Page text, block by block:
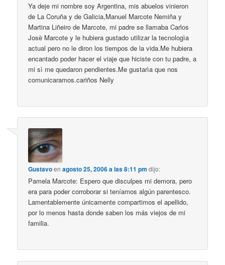
Ya deje mi nombre soy Argentina, mis abuelos vinieron
de La Coruña y de Galicia,Manuel Marcote Nemiña y
Martina Liñeiro de Marcote, mi padre se llamaba Carlos
Josè Marcote y le hubiera gustado utilizar la tecnologìa
actual pero no le diron los tiempos de la vida.Me hubiera
encantado poder hacer el viaje que hiciste con tu padre, a
mi sì me quedaron pendientes.Me gustarìa que nos
comunicaramos.cariños Nelly
Gustavoenagosto 25, 2006 a las 8:11 pm dijo:
Pamela Marcote: Espero que disculpes mi demora, pero
era para poder corroborar si teníamos algún parentesco.
Lamentablemente únicamente compartimos el apellido,
por lo menos hasta donde saben los más viejos de mi
familia.